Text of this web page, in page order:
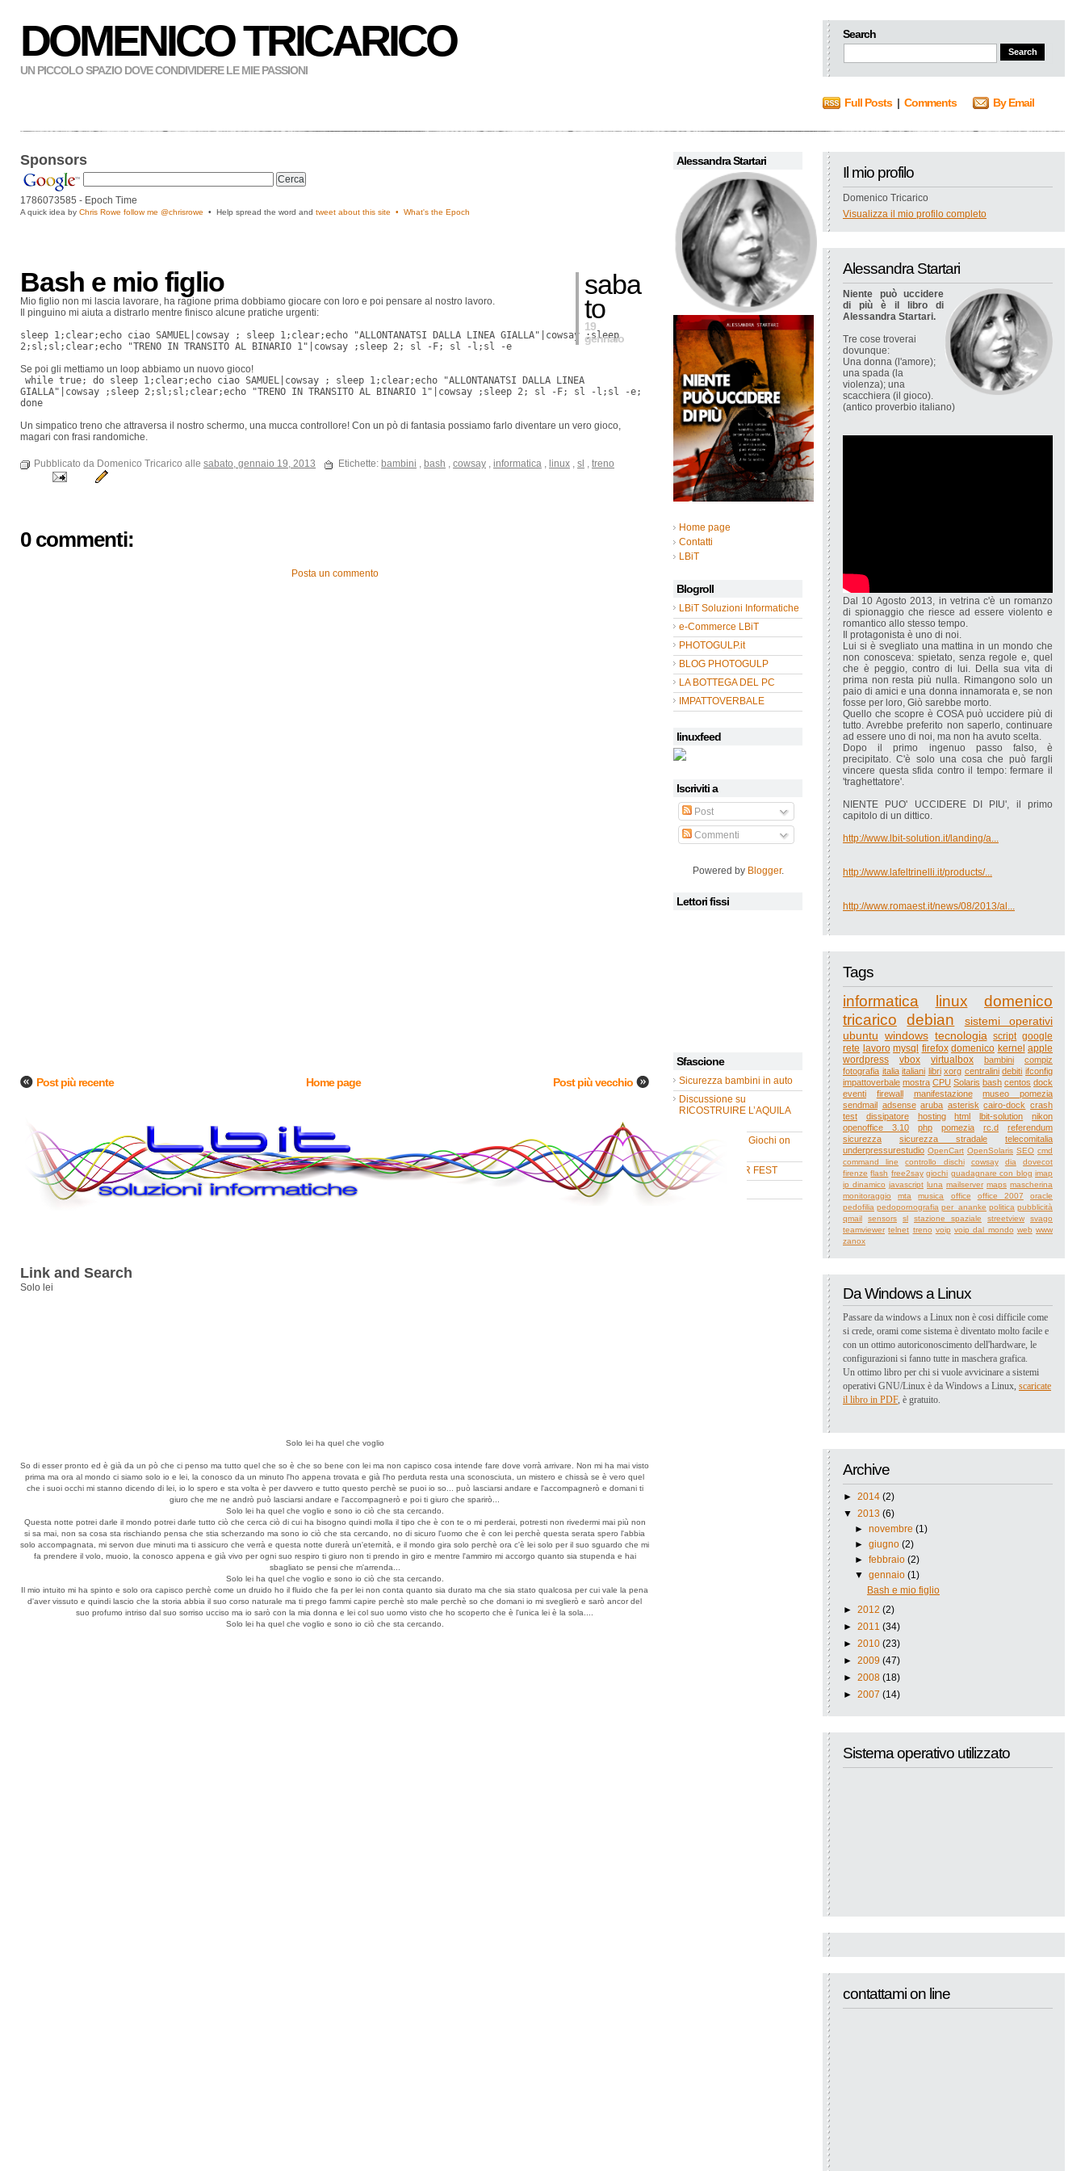
DOMENICO TRICARICO
UN PICCOLO SPAZIO DOVE CONDIVIDERE LE MIE PASSIONI
Search
Full Posts| Comments By Email
Alessandra Startari
Home page
Contatti
LBiT
Blogroll
LBiT Soluzioni Informatiche
e-Commerce LBiT
PHOTOGULP.it
BLOG PHOTOGULP
LA BOTTEGA DEL PC
IMPATTOVERBALE
linuxfeed
Iscriviti a
Post
Commenti
Powered by Blogger.
Lettori fissi
Sfascione
Sicurezza bambini in auto
Discussione su
RICOSTRUIRE L’AQUILA
Discussione su Giochi on
line
FREE SUMMER FEST
Casa nuova
Il mio profilo
Domenico Tricarico
Visualizza il mio profilo completo
Alessandra Startari
Niente può uccidere
di più è il libro di
Alessandra Startari.
Tre cose troverai
dovunque:
Una donna (l'amore);
una spada (la
violenza); una
scacchiera (il gioco).
(antico proverbio italiano)
Dal 10 Agosto 2013, in vetrina c'è un romanzo
di spionaggio che riesce ad essere violento e
romantico allo stesso tempo.
Il protagonista è uno di noi.
Lui si è svegliato una mattina in un mondo che
non conosceva: spietato, senza regole e, quel
che è peggio, contro di lui. Della sua vita di
prima non resta più nulla. Rimangono solo un
paio di amici e una donna innamorata e, se non
fosse per loro, Giò sarebbe morto.
Quello che scopre è COSA può uccidere più di
tutto. Avrebbe preferito non saperlo, continuare
ad essere uno di noi, ma non ha avuto scelta.
Dopo il primo ingenuo passo falso, è
precipitato. C'è solo una cosa che può fargli
vincere questa sfida contro il tempo: fermare il
'traghettatore'.
NIENTE PUO' UCCIDERE DI PIU', il primo
capitolo di un dittico.
http://www.lbit-solution.it/landing/a...
http://www.lafeltrinelli.it/products/...
http://www.romaest.it/news/08/2013/al...
Tags
informatica
linux
domenico
tricarico
debian
sistemi operativi
ubuntu windows tecnologia script google
rete lavoro mysql firefox domenico kernel apple
wordpress
vbox virtualbox bambini
compiz
fotografia italia italiani libri xorg centralini debiti ifconfig
impattoverbale mostra CPU Solaris bash centos dock
eventi
firewall manifestazione
museo pomezia
sendmail adsense aruba asterisk cairo-dock crash
test
dissipatore hosting html lbit-solution
nikon
openoffice 3.10
php pomezia rc.d
referendum
sicurezza
sicurezza stradale
telecomitalia
underpressurestudio OpenCart OpenSolaris SEO cmd
command line
controllo dischi cowsay dia
dovecot
firenze flash free2say giochi guadagnare con blog imap
ip dinamico javascript luna mailserver maps mascherina
monitoraggio
mta musica office office 2007
oracle
pedofilia pedopornografia per_ananke politica pubblicità
qmail
sensors sl stazione spaziale streetview
svago
teamviewer telnet treno voip voip dal mondo web www
zanox
Da Windows a Linux
Passare da windows a Linux non è cosi difficile come
si crede, orami come sistema è diventato molto facile e
con un ottimo autoriconoscimento dell'hardware, le
configurazioni si fanno tutte in maschera grafica.
Un ottimo libro per chi si vuole avvicinare a sistemi
operativi GNU/Linux è da Windows a Linux, scaricate
il libro in PDF, è gratuito.
Archive
► 2014 (2)
▼ 2013 (6)
►novembre (1)
►giugno (2)
►febbraio (2)
▼ gennaio (1)
Bash e mio figlio
► 2012 (2)
► 2011 (34)
► 2010 (23)
► 2009 (47)
► 2008 (18)
► 2007 (14)
Sistema operativo utilizzato
contattami on line
Sponsors
1786073586 - Epoch Time
A quick idea by Chris Rowe follow me @chrisrowe • Help spread the word and tweet about this site • What's the Epoch
Bash e mio figlio saba
to
19
gennaio
Mio figlio non mi lascia lavorare, ha ragione prima dobbiamo giocare con loro e poi pensare al nostro lavoro.
Il pinguino mi aiuta a distrarlo mentre finisco alcune pratiche urgenti:
sleep 1;clear;echo ciao SAMUEL|cowsay ; sleep 1;clear;echo "ALLONTANATSI DALLA LINEA GIALLA"|cowsay ;sleep
2;sl;sl;clear;echo "TRENO IN TRANSITO AL BINARIO 1"|cowsay ;sleep 2; sl -F; sl -l;sl -e
Se poi gli mettiamo un loop abbiamo un nuovo gioco!
while true; do sleep 1;clear;echo ciao SAMUEL|cowsay ; sleep 1;clear;echo "ALLONTANATSI DALLA LINEA
GIALLA"|cowsay ;sleep 2;sl;sl;clear;echo "TRENO IN TRANSITO AL BINARIO 1"|cowsay ;sleep 2; sl -F; sl -l;sl -e;
done
Un simpatico treno che attraversa il nostro schermo, una mucca controllore! Con un pò di fantasia possiamo farlo diventare un vero gioco,
magari con frasi randomiche.
Pubblicato da Domenico Tricarico alle sabato, gennaio 19, 2013 Etichette: bambini , bash , cowsay , informatica , linux , sl , treno
0 commenti:
Posta un commento
Post più recente Post più vecchio
Home page
Link and Search
Solo lei
Solo lei ha quel che voglio
So di esser pronto ed è già da un pò che ci penso ma tutto quel che so è che so bene con lei ma non capisco cosa intende fare dove vorrà arrivare. Non mi ha mai visto
prima ma ora al mondo ci siamo solo io e lei, la conosco da un minuto l'ho appena trovata e già l'ho perduta resta una sconosciuta, un mistero e chissà se è vero quel
che i suoi occhi mi stanno dicendo di lei, io lo spero e sta volta è per davvero e tutto questo perchè se puoi io so... può lasciarsi andare e l'accompagnerò e domani ti
giuro che me ne andrò può lasciarsi andare e l'accompagnerò e poi ti giuro che sparirò...
Solo lei ha quel che voglio e sono io ciò che sta cercando.
Questa notte potrei darle il mondo potrei darle tutto ciò che cerca ciò di cui ha bisogno quindi molla il tipo che è con te o mi perderai, potresti non rivedermi mai più non
si sa mai, non sa cosa sta rischiando pensa che stia scherzando ma sono io ciò che sta cercando, no di sicuro l'uomo che è con lei perchè questa serata spero l'abbia
solo accompagnata, mi servon due minuti ma ti assicuro che verrà e questa notte durerà un'eternità, e il mondo gira solo perchè ora c'è lei solo per il suo sguardo che mi
fa prendere il volo, muoio, la conosco appena e già vivo per ogni suo respiro ti giuro non ti prendo in giro e mentre l'ammiro mi accorgo quanto sia stupenda e hai
sbagliato se pensi che m'arrenda...
Solo lei ha quel che voglio e sono io ciò che sta cercando.
Il mio intuito mi ha spinto e solo ora capisco perchè come un druido ho il fluido che fa per lei non conta quanto sia durato ma che sia stato qualcosa per cui vale la pena
d'aver vissuto e quindi lascio che la storia abbia il suo corso naturale ma ti prego fammi capire perchè sto male perchè so che domani io mi sveglierò e sarò ancor del
suo profumo intriso dal suo sorriso ucciso ma io sarò con la mia donna e lei col suo uomo visto che ho scoperto che è l'unica lei è la sola....
Solo lei ha quel che voglio e sono io ciò che sta cercando.